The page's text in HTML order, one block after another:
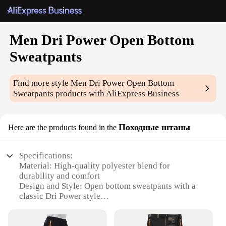
Men Dri Power Open Bottom
Sweatpants
Find more styleMen Dri Power Open Bottom
Sweatpants products with AliExpress Business
Here are the products found in the Походные штаны
Specifications:
Material: High-quality polyester blend for
durability and comfort
Design and Style: Open bottom sweatpants with a
classic Dri Power style
casual wear